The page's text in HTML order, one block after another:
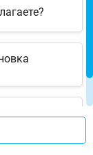
балкона?